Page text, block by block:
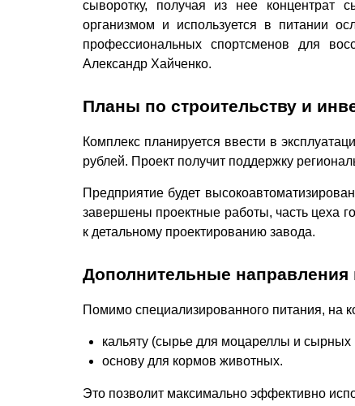
сыворотку, получая из нее концентрат
организмом и используется в питании
профессиональных спортсменов для
Александр Хайченко.
Планы по строительству и
Комплекс планируется ввести в
рублей. Проект получит поддержку
Предприятие будет
завершены проектные работы, часть цеха
к детальному проектированию завода.
Дополнительные направления
Помимо специализированного питания, на
кальяту (сырье для моцареллы и сырных
основу для кормов животных.
Это позволит максимально эффективно